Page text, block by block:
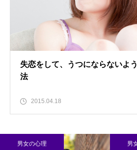
失恋をして、うつにならないよ
法
2015.04.18
男女の心理 男